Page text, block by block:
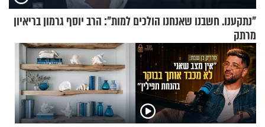
"נתקענו. חשבנו שאנחנו הולכים למות": הרב יוסף גרמון בריאיון
מרתק